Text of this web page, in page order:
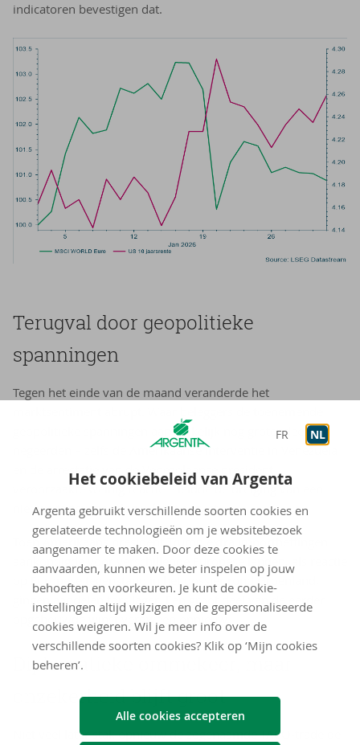
FR NL
Het cookiebeleid van Argenta
Argenta gebruikt verschillende soorten cookies en
gerelateerde technologieën om je websitebezoek
aangenamer te maken. Door deze cookies te
aanvaarden, kunnen we beter inspelen op jouw
behoeften en voorkeuren. Je kunt de cookie-
instellingen altijd wijzigen en de gepersonaliseerde
cookies weigeren. Wil je meer info over de
verschillende soorten cookies? Klik op ‘Mijn cookies
beheren’.
Alle cookies accepteren
indicatoren bevestigen dat.
Te­rug­val door ge­o­po­li­tie­ke
span­nin­gen
Tegen het einde van de maand veranderde het
geopolitieke spanningen aanvankelijk nog grotendeels
negeerden – zelfs de Amerikaanse interventie in Venezuela
en de arrestatie van de Venezolaanse president
veroorzaakte weinig reactie – leidde de dreiging van een
nieuwe tarievenoorlog wél tot onrust.
Toen Amerikaans president Trump extra importheffingen
aankondigde voor verschillende Europese landen, als reactie
op Europese tegenstand in het dossier rond Groenland,
gingen aandelen fors lager. Een groot deel van de eerder
opgebouwde winst verdween opnieuw.
Di­plo­ma­tie­ke om­me­keer, maar
on­ze­ker­heid blijft groot
Niet veel later stak opnieuw de zogenaamde TACO‑trade de